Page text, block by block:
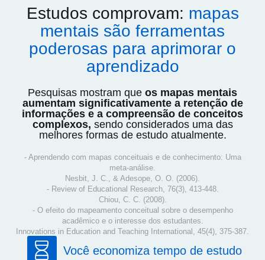
Estudos comprovam: mapas
mentais são ferramentas
poderosas para aprimorar o
aprendizado
Pesquisas mostram que os mapas mentais
aumentam significativamente a retenção de
informações e a compreensão de conceitos
complexos, sendo considerados uma das
melhores formas de estudo atualmente.
- Aprendendo com mapas conceituais e de conhecimento: Uma
meta-análise.
Nesbit, J. C., & Adesope, O. O. (2006).
- Review of Educational Research, 76(3), 413-448.
Chiou, C. C. (2008).
- O efeito do mapeamento conceitual sobre o desempenho
acadêmico e o interesse dos estudantes.
Innovations in Education and Teaching International, 45(4), 375-387.
Você economiza tempo de estudo